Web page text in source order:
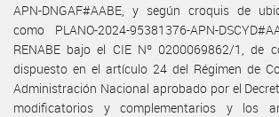
APN-DNGAF#AABE, y según croquis de
como PLANO-2024-95381376-APN-
RENABE bajo el CIE Nº 0200069862/1, de
dispuesto en el artículo 24 del Régimen de
Administración Nacional aprobado por el
modificatorios y complementarios y los